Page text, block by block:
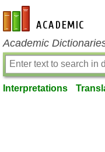
en-academic.com
Academic
Interpretations